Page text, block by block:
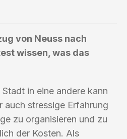
von Neuss nach
wissen, was das
in eine andere kann
auch stressige Erfahrung
zu organisieren und zu
der Kosten. Als